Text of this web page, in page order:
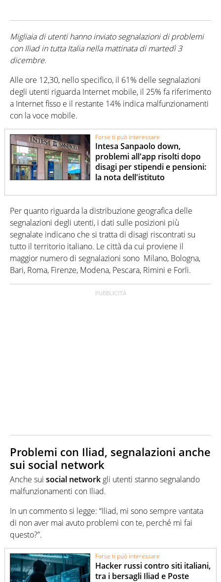
Migliaia di utenti hanno inviato segnalazioni di problemi
con Iliad in tutta Italia nella mattinata di martedì 3
dicembre.
Alle ore 12,30, nello specifico, il 61% delle segnalazioni
degli utenti riguarda Internet mobile, il 25% fa riferimento
a Internet fisso e il restante 14% indica malfunzionamenti
con la voce mobile.
Forse ti può interessare
Intesa Sanpaolo down,
problemi all'app risolti dopo
disagi per stipendi e pensioni:
la nota dell'istituto
Per quanto riguarda la distribuzione geografica delle
segnalazioni degli utenti, i dati sulle posizioni più
segnalate indicano che si tratta di disagi riscontrati su
tutto il territorio italiano. Le città da cui proviene il
maggior numero di segnalazioni sono Milano, Bologna,
Bari, Roma, Firenze, Modena, Pescara, Rimini e Forli.
Problemi con Iliad, segnalazioni anche
sui social network
Anche sui social networkgli utenti stanno segnalando
malfunzionamenti con Iliad.
In un commento si legge: “Iliad, mi sono sempre vantata
di non aver mai avuto problemi con te, perché mi fai
questo?”.
Forse ti può interessare
Hacker russi contro siti italiani,
tra i bersagli Iliad e Poste